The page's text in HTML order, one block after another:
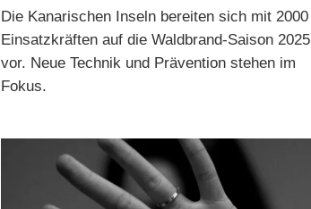
Die Kanarischen Inseln bereiten sich mit 2000
Einsatzkräften auf die Waldbrand-Saison 2025
vor. Neue Technik und Prävention stehen im
Fokus.